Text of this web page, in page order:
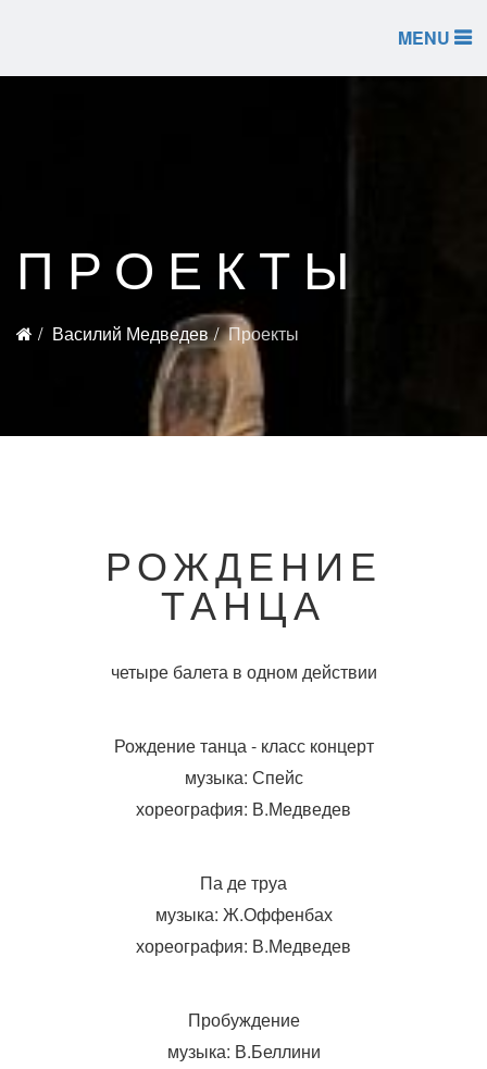
MENU
ПРОЕКТЫ
Василий Медведев Проекты
РОЖДЕНИЕ
ТАНЦА
четыре балета в одном действии
Рождение танца - класс концерт
музыка: Спейс
хореография: В.Медведев
Па де труа
музыка: Ж.Оффенбах
хореография: В.Медведев
Пробуждение
музыка: В.Беллини